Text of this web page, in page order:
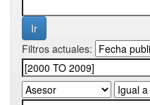
Filtros actuales: